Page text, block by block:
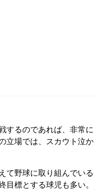
するのであれば、非常に
立場では、スカウト泣か
て野球に取り組んでいる
目標とする球児も多い。